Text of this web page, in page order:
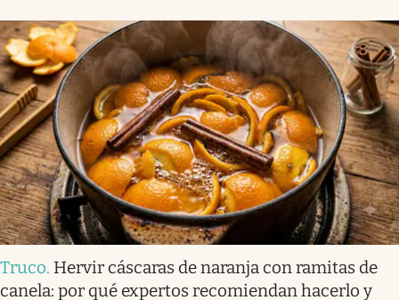
Truco. Hervir cáscaras de naranja con ramitas de
canela: por qué expertos recomiendan hacerlo y